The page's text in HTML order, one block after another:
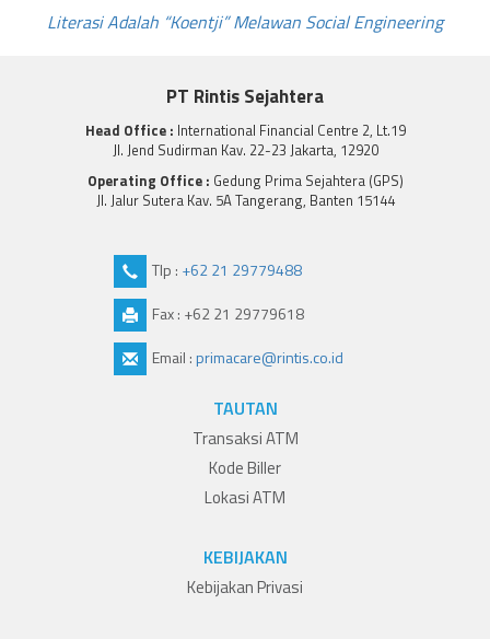
Literasi Adalah “Koentji” Melawan Social Engineering
PT Rintis Sejahtera
Head Office : International Financial Centre 2, Lt.19
Jl. Jend Sudirman Kav. 22-23 Jakarta, 12920
Operating Office : Gedung Prima Sejahtera (GPS)
Jl. Jalur Sutera Kav. 5A Tangerang, Banten 15144
Tlp : +62 21 29779488
Fax : +62 21 29779618
Email :primacare@rintis.co.id
TAUTAN
Transaksi ATM
Kode Biller
Lokasi ATM
KEBIJAKAN
Kebijakan Privasi